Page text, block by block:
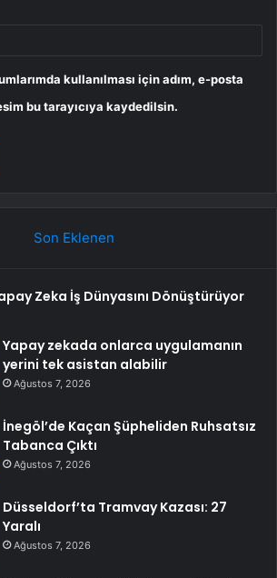
kullanılması için adım, e-posta
bu tarayıcıya kaydedilsin.
Son Eklenen
Zeka İş Dünyasını Dönüştürüyor
Yapay zekada onlarca uygulamanın
yerini tek asistan alabilir
Ağustos 7, 2026
İnegöl’de Kaçan Şüpheliden Ruhsatsız
Tabanca Çıktı
Ağustos 7, 2026
Düsseldorf’ta Tramvay Kazası: 27
Yaralı
Ağustos 7, 2026